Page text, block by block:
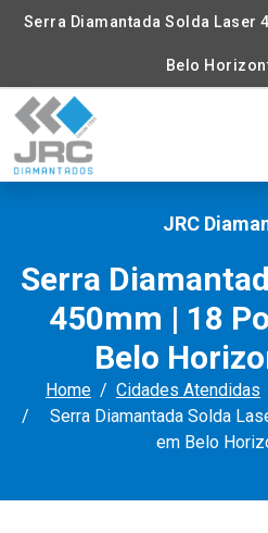
Serra Diamantada Solda Laser
Belo
JRC
Serra
450mm | 18
Belo
Home Cidades Atendidas
Serra Diamantada Solda
em Belo